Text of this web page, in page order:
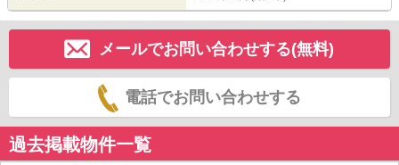
メールでお問い合わせする(無料)
電話でお問い合わせする
過去掲載物件一覧